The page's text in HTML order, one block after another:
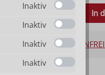
Anzahl: Gib denIn
Inaktiv
Inaktiv
Inaktiv
Inaktiv